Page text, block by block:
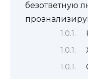
безответную